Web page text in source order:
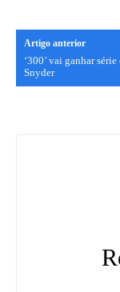
Artigo anterior
‘300’ vai ganhar
Snyder